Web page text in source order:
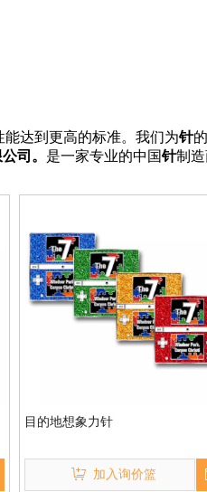
能达到更高的标准。我们为针
司。 是一家专业的中国针制
目的地想象力针
加入询价篮